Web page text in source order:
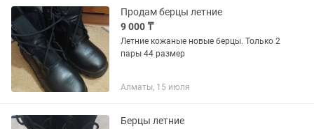
Продам берцы летние
9 000 ₸
Летние кожаные новые берцы. Только 2
пары 44 размер
Алматы, 15 июля
Берцы летние